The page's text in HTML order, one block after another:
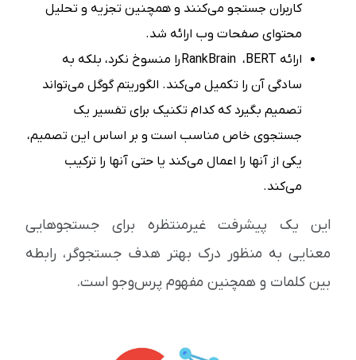
کاربران جستجو می‌کنند و همچنین تجزیه و تحلیل
محتوای صفحات وب ارائه شد.
ارائه BERT، RankBrainرا منسوخ نکرد، بلکه به
سادگی آن را تکمیل می‌کند. الگوریتم گوگل می‌تواند
تصمیم بگیرد که کدام تکنیک برای تفسیر یک
جستجوی خاص مناسب است و بر اساس این تصمیم،
یکی از آنها را اعمال می‌کند یا حتی آنها را ترکیب
می‌کند.
این یک پیشرفت غیرمنتظره برای جستجوهایی
معنایی به منظور درک بهتر هدف جستجوگر، رابطه
بین کلمات و همچنین مفهوم پرس‌وجو است.